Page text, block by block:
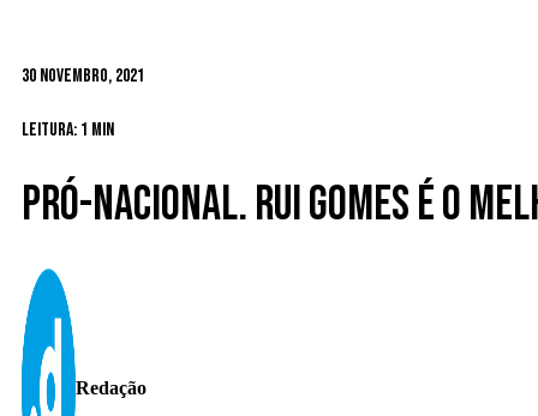
30 Novembro, 2021
Leitura: 1 min
Pró-nacional. Rui Gomes é o
Redação